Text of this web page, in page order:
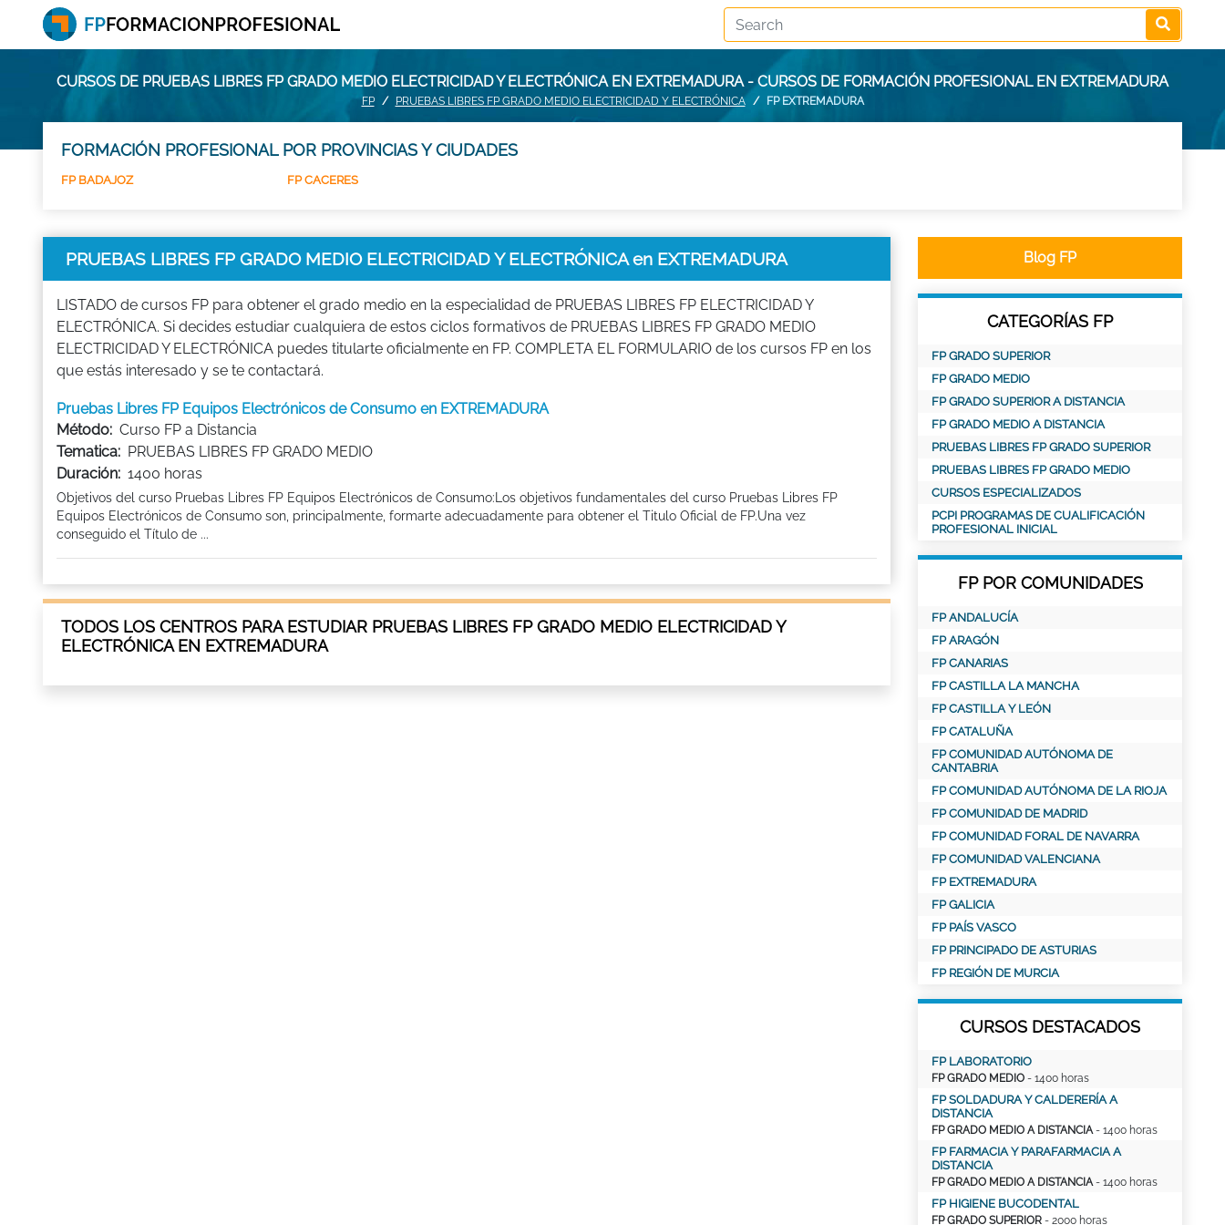
CURSOS DE PRUEBAS LIBRES FP GRADO MEDIO ELECTRICIDAD Y ELECTRÓNICA EN EXTREMADURA - CURSOS DE FORMACIÓN PROFESIONAL EN EXTREMADURA
FP PRUEBAS LIBRES FP GRADO MEDIO ELECTRICIDAD Y ELECTRÓNICA FP EXTREMADURA
FORMACIÓN PROFESIONAL POR PROVINCIAS Y CIUDADES
FP BADAJOZ FP CACERES
PRUEBAS LIBRES FP GRADO MEDIO ELECTRICIDAD Y ELECTRÓNICA en EXTREMADURA
LISTADO de cursos FP para obtener el grado medio en la especialidad de PRUEBAS LIBRES FP ELECTRICIDAD Y
ELECTRÓNICA. Si decides estudiar cualquiera de estos ciclos formativos de PRUEBAS LIBRES FP GRADO MEDIO
ELECTRICIDAD Y ELECTRÓNICA puedes titularte oficialmente en FP. COMPLETA EL FORMULARIO de los cursos FP en los
que estás interesado y se te contactará.
Pruebas Libres FP Equipos Electrónicos de Consumo en EXTREMADURA
Método: Curso FP a Distancia
Tematica: PRUEBAS LIBRES FP GRADO MEDIO
Duración: 1400 horas
Objetivos del curso Pruebas Libres FP Equipos Electrónicos de Consumo:Los objetivos fundamentales del curso Pruebas Libres FP
Equipos Electrónicos de Consumo son, principalmente, formarte adecuadamente para obtener el Titulo Oficial de FP.Una vez
conseguido el Título de ...
TODOS LOS CENTROS PARA ESTUDIAR PRUEBAS LIBRES FP GRADO MEDIO ELECTRICIDAD Y
ELECTRÓNICA EN EXTREMADURA
Blog FP
CATEGORÍAS FP
FP GRADO SUPERIOR
FP GRADO MEDIO
FP GRADO SUPERIOR A DISTANCIA
FP GRADO MEDIO A DISTANCIA
PRUEBAS LIBRES FP GRADO SUPERIOR
PRUEBAS LIBRES FP GRADO MEDIO
CURSOS ESPECIALIZADOS
PCPI PROGRAMAS DE CUALIFICACIÓN
PROFESIONAL INICIAL
FP POR COMUNIDADES
FP ANDALUCÍA
FP ARAGÓN
FP CANARIAS
FP CASTILLA LA MANCHA
FP CASTILLA Y LEÓN
FP CATALUÑA
FP COMUNIDAD AUTÓNOMA DE
CANTABRIA
FP COMUNIDAD AUTÓNOMA DE LA RIOJA
FP COMUNIDAD DE MADRID
FP COMUNIDAD FORAL DE NAVARRA
FP COMUNIDAD VALENCIANA
FP EXTREMADURA
FP GALICIA
FP PAÍS VASCO
FP PRINCIPADO DE ASTURIAS
FP REGIÓN DE MURCIA
CURSOS DESTACADOS
FP LABORATORIO
FP GRADO MEDIO - 1400 horas
FP SOLDADURA Y CALDERERÍA A
DISTANCIA
FP GRADO MEDIO A DISTANCIA- 1400 horas
FP FARMACIA Y PARAFARMACIA A
DISTANCIA
FP GRADO MEDIO A DISTANCIA- 1400 horas
FP HIGIENE BUCODENTAL
FP GRADO SUPERIOR - 2000 horas